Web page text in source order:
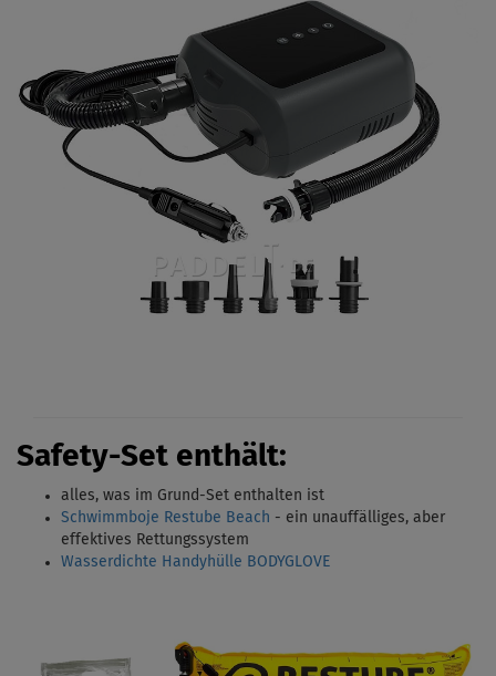
Safety-Set enthält:
alles, was im Grund-Set enthalten ist
Schwimmboje Restube Beach - ein unauffälliges, aber
effektives Rettungssystem
Wasserdichte Handyhülle BODYGLOVE